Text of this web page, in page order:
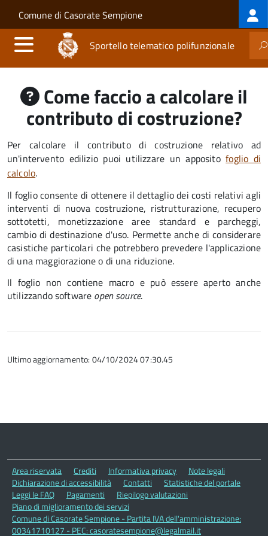
Salta al contenuto principale
Skip to site navigation
Comune di Casorate Sempione
Sportello telematico polifunzionale
Come faccio a calcolare il
contributo di costruzione?
Per calcolare il contributo di costruzione relativo ad
un'intervento edilizio puoi utilizzare un appositofoglio di
calcolo.
Il foglio consente di ottenere il dettaglio dei costi relativi agli
interventi di nuova costruzione, ristrutturazione, recupero
sottotetti, monetizzazione aree standard e parcheggi,
cambio di destinazione d'uso. Permette anche di considerare
casistiche particolari che potrebbero prevedere l'applicazione
di una maggiorazione o di una riduzione.
Il foglio non contiene macro e può essere aperto anche
utilizzando software open source.
Ultimo aggiornamento: 04/10/2024 07:30.45
Area riservata Crediti Informativa privacy
Note legali
Dichiarazione di accessibilità
Contatti
Statistiche del portale
Leggi le FAQ
Pagamenti
Riepilogo valutazioni
Piano di miglioramento dei servizi
Comune di Casorate Sempione - Partita IVA dell'amministrazione:
00341710127 - PEC: casoratesempione@legalmail.it